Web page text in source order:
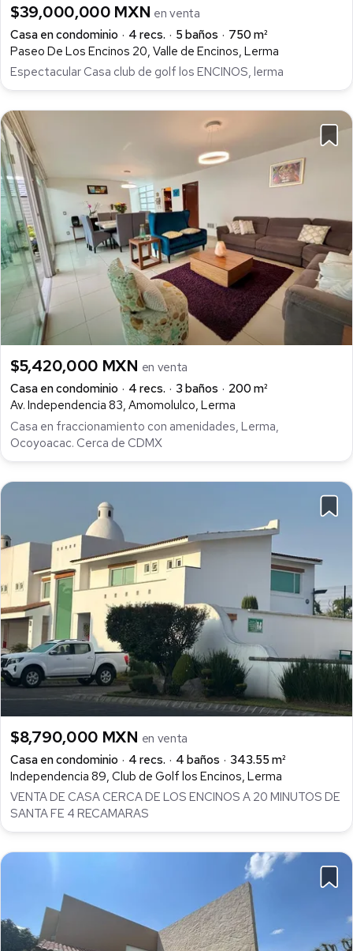
$39,000,000 MXN en venta
Casa en condominio
4 recs. 5 baños
750 m²
Paseo De Los Encinos 20, Valle de Encinos, Lerma
Espectacular Casa club de golf los ENCINOS, lerma
$5,420,000 MXN en venta
Casa en condominio
4 recs. 3 baños
200 m²
Av. Independencia 83, Amomolulco, Lerma
Casa en fraccionamiento con amenidades, Lerma,
Ocoyoacac. Cerca de CDMX
$8,790,000 MXN en venta
Casa en condominio
4 recs. 4 baños
343.55 m²
Independencia 89, Club de Golf los Encinos, Lerma
VENTA DE CASA CERCA DE LOS ENCINOS A 20 MINUTOS DE
SANTA FE 4 RECAMARAS